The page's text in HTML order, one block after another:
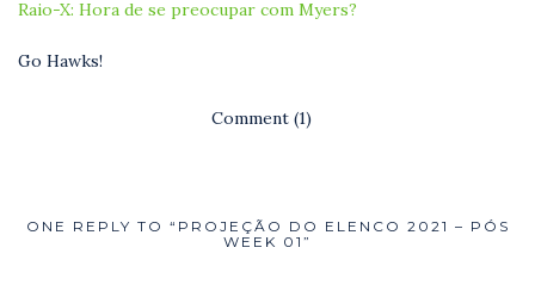
Raio-X: Hora de se preocupar com Myers?
Go Hawks!
Comment (1)
ONE REPLY TO “PROJEÇÃO DO ELENCO 2021 – PÓS
WEEK 01”